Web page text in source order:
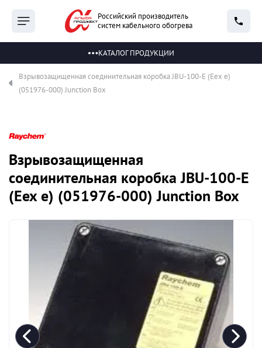
Российский производитель
систем кабельного обогрева
КАТАЛОГ ПРОДУКЦИИ
Взрывозащищенная соединительная коробка JBU-100-E (Eex e)
(051976-000) Junction Box
Взрывозащищенная
соединительная коробка JBU-100-E
(Eex e) (051976-000) Junction Box